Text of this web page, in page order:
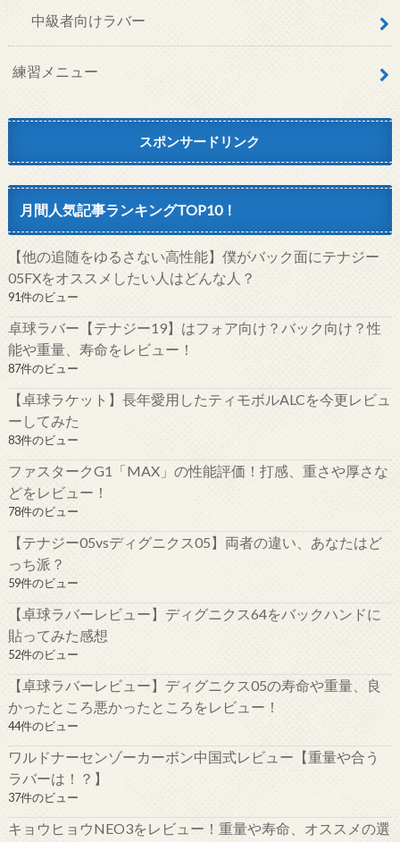
中級者向けラバー
練習メニュー
スポンサードリンク
月間人気記事ランキングTOP10！
【他の追随をゆるさない高性能】僕がバック面にテナジー
05FXをオススメしたい人はどんな人？
91件のビュー
卓球ラバー【テナジー19】はフォア向け？バック向け？性
能や重量、寿命をレビュー！
87件のビュー
【卓球ラケット】長年愛用したティモボルALCを今更レビュ
ーしてみた
83件のビュー
ファスタークG1「MAX」の性能評価！打感、重さや厚さな
どをレビュー！
78件のビュー
【テナジー05vsディグニクス05】両者の違い、あなたはど
っち派？
59件のビュー
【卓球ラバーレビュー】ディグニクス64をバックハンドに
貼ってみた感想
52件のビュー
【卓球ラバーレビュー】ディグニクス05の寿命や重量、良
かったところ悪かったところをレビュー！
44件のビュー
ワルドナーセンゾーカーボン中国式レビュー【重量や合う
ラバーは！？】
37件のビュー
キョウヒョウNEO3をレビュー！重量や寿命、オススメの選